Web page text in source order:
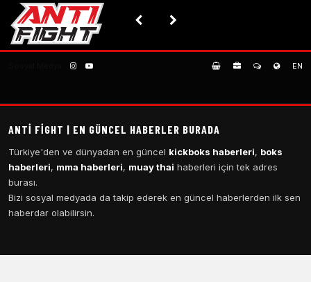
EN
ANTI FIGHT | EN GÜNCEL HABERLER BURADA
Türkiye'den ve dünyadan en güncel kickboks haberleri, boks
haberleri, mma haberleri, muay thai haberleri için tek adres
burası.
Bizi sosyal medyada da takip ederek en güncel haberlerden ilk sen
haberdar olabilirsin.